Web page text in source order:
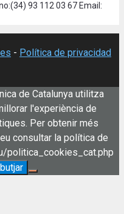
93 112 03 67 Email:
- Política de privacidad
de Catalunya utilitza
l'experiència de
Per obtenir més
consultar la política de
politica_cookies_cat.php